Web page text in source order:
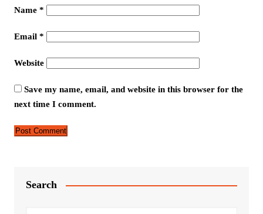
Name *
Email *
Website
Save my name, email, and website in this browser for the
next time I comment.
Search